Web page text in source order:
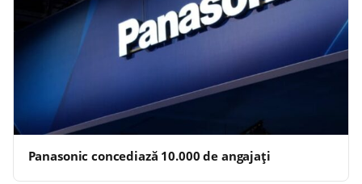
Panasonic concediază 10.000 de angajaţi